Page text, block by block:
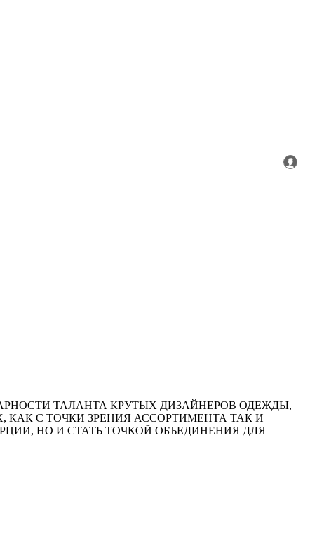
ТАЛАНТА КРУТЫХ ДИЗАЙНЕРОВ ОДЕЖДЫ,
С ТОЧКИ ЗРЕНИЯ АССОРТИМЕНТА ТАК И
НО И СТАТЬ ТОЧКОЙ ОБЪЕДИНЕНИЯ ДЛЯ